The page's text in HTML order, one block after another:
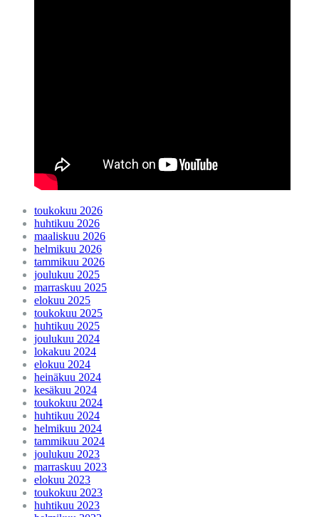
toukokuu 2026
huhtikuu 2026
maaliskuu 2026
helmikuu 2026
tammikuu 2026
joulukuu 2025
marraskuu 2025
elokuu 2025
toukokuu 2025
huhtikuu 2025
joulukuu 2024
lokakuu 2024
elokuu 2024
heinäkuu 2024
kesäkuu 2024
toukokuu 2024
huhtikuu 2024
helmikuu 2024
tammikuu 2024
joulukuu 2023
marraskuu 2023
elokuu 2023
toukokuu 2023
huhtikuu 2023